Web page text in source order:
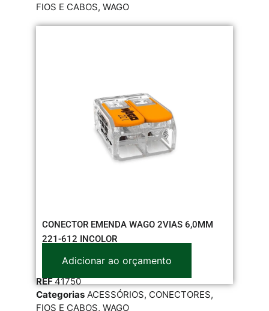
FIOS E CABOS, WAGO
CONECTOR EMENDA WAGO 2VIAS 6,0MM
221-612 INCOLOR
Adicionar ao orçamento
REF41750
Categorias ACESSÓRIOS, CONECTORES,
FIOS E CABOS, WAGO